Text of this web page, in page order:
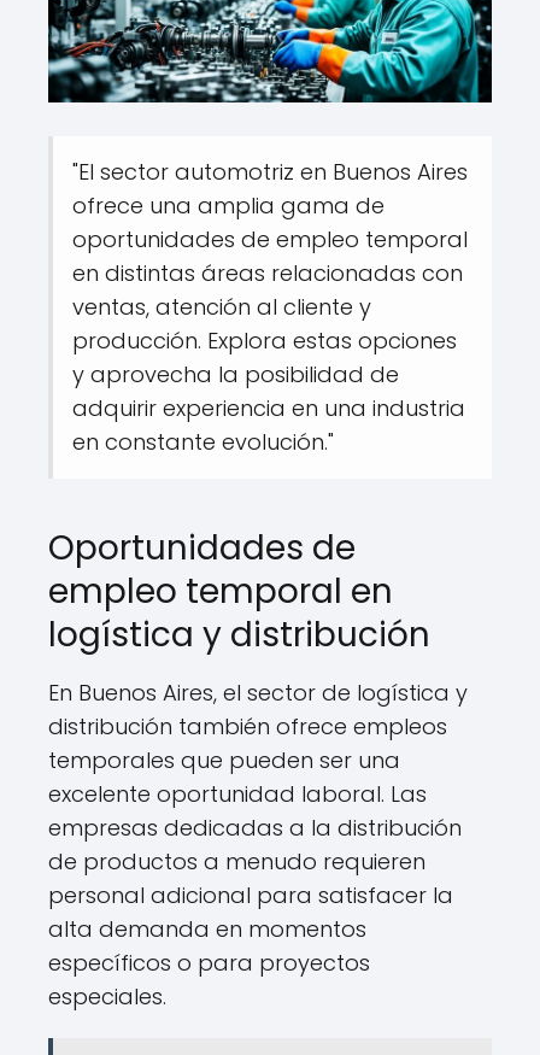
"El sector automotriz en Buenos Aires
ofrece una amplia gama de
oportunidades de empleo temporal
en distintas áreas relacionadas con
ventas, atención al cliente y
producción. Explora estas opciones
y aprovecha la posibilidad de
adquirir experiencia en una industria
en constante evolución."
Oportunidades de
empleo temporal en
logística y distribución
En Buenos Aires, el sector de logística y
distribución también ofrece empleos
temporales que pueden ser una
excelente oportunidad laboral. Las
empresas dedicadas a la distribución
de productos a menudo requieren
personal adicional para satisfacer la
alta demanda en momentos
específicos o para proyectos
especiales.